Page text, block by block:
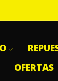
OFERTAS